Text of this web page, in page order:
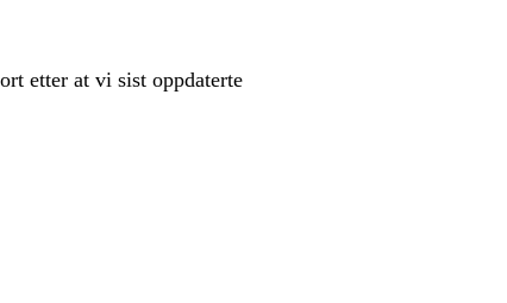
etter at vi sist oppdaterte